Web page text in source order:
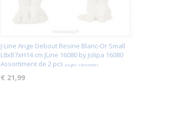
J-Line Ange Debout Resine Blanc-Or Small
L8xB7xH14 cm JLine 16080 by Jolipa 16080
Assortiment de 2 pcs anges statuettes
€ 21,99